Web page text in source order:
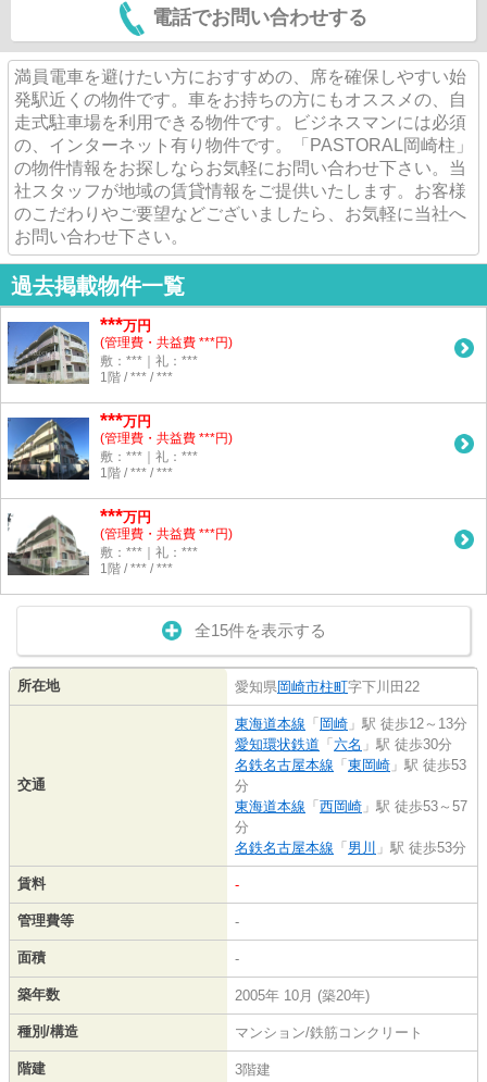
電話でお問い合わせする
満員電車を避けたい方におすすめの、席を確保しやすい始
発駅近くの物件です。車をお持ちの方にもオススメの、自
走式駐車場を利用できる物件です。ビジネスマンには必須
の、インターネット有り物件です。「PASTORAL岡崎柱」
の物件情報をお探しならお気軽にお問い合わせ下さい。当
社スタッフが地域の賃貸情報をご提供いたします。お客様
のこだわりやご要望などございましたら、お気軽に当社へ
お問い合わせ下さい。
過去掲載物件一覧
***万円
(管理費・共益費 ***円)
敷：***｜礼：***
1階 / *** / ***
***万円
(管理費・共益費 ***円)
敷：***｜礼：***
1階 / *** / ***
***万円
(管理費・共益費 ***円)
敷：***｜礼：***
1階 / *** / ***
全15件を表示する
所在地 愛知県岡崎市柱町字下川田22
交通
東海道本線 「 岡崎 」駅 徒歩12～13分
愛知環状鉄道 「 六名 」駅 徒歩30分
名鉄名古屋本線 「 東岡崎 」駅 徒歩53
分
東海道本線 「 西岡崎 」駅 徒歩53～57
分
名鉄名古屋本線 「 男川 」駅 徒歩53分
賃料 -
管理費等 -
面積 -
築年数 2005年 10月 (築20年)
種別/構造 マンション/鉄筋コンクリート
階建 3階建